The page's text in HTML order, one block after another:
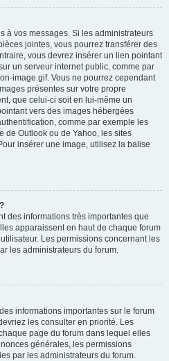
à vos messages. Si les administrateurs
jointes, vous pourrez transférer des
vous devrez insérer un lien pointant
un serveur internet public, comme par
image.gif. Vous ne pourrez cependant
présentes sur votre propre
que celui-ci soit en lui-même un
vers des images hébergées
comme par exemple les
de Outlook ou de Yahoo, les sites
insérer une image, utilisez la balise
des informations très importantes que
apparaissent en haut de chaque forum
Les permissions concernant les
les administrateurs du forum.
informations importantes sur le forum
les consulter en priorité. Les
page du forum dans lequel elles
générales, les permissions
par les administrateurs du forum.